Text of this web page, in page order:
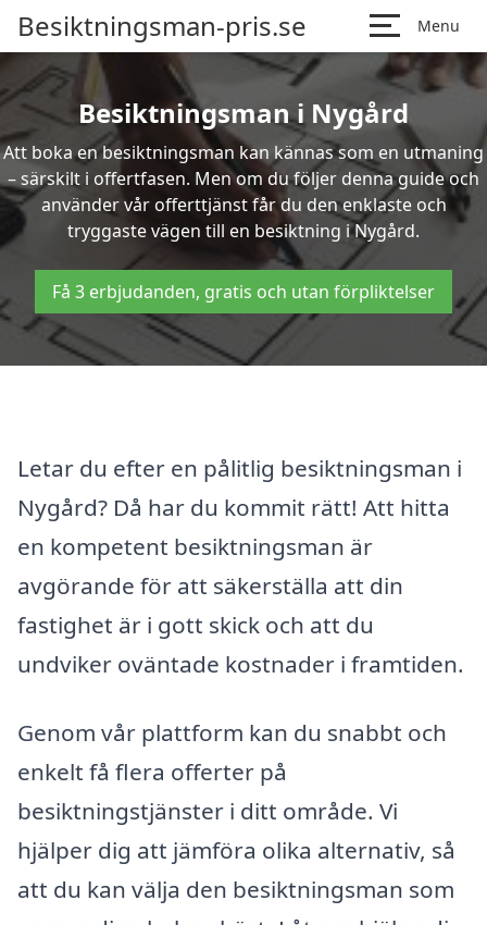
Besiktningsman-pris.se Menu
Besiktningsman i Nygård
Att boka en besiktningsman kan kännas som en utmaning
– särskilt i offertfasen. Men om du följer denna guide och
använder vår offerttjänst får du den enklaste och
tryggaste vägen till en besiktning i Nygård.
Få 3 erbjudanden, gratis och utan förpliktelser
Letar du efter en pålitlig besiktningsman i
Nygård? Då har du kommit rätt! Att hitta
en kompetent besiktningsman är
avgörande för att säkerställa att din
fastighet är i gott skick och att du
undviker oväntade kostnader i framtiden.
Genom vår plattform kan du snabbt och
enkelt få flera offerter på
besiktningstjänster i ditt område. Vi
hjälper dig att jämföra olika alternativ, så
att du kan välja den besiktningsman som